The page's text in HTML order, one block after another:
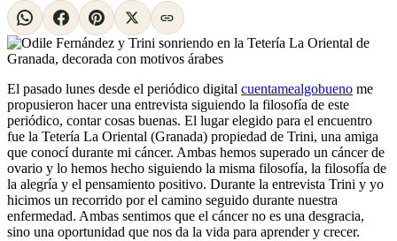
El pasado lunes desde el periódico digital cuentamealgobueno me
propusieron hacer una entrevista siguiendo la filosofía de este
periódico, contar cosas buenas. El lugar elegido para el encuentro
fue la Tetería La Oriental (Granada) propiedad de Trini, una amiga
que conocí durante mi cáncer. Ambas hemos superado un cáncer de
ovario y lo hemos hecho siguiendo la misma filosofía, la filosofía de
la alegría y el pensamiento positivo. Durante la entrevista Trini y yo
hicimos un recorrido por el camino seguido durante nuestra
enfermedad. Ambas sentimos que el cáncer no es una desgracia,
sino una oportunidad que nos da la vida para aprender y crecer.